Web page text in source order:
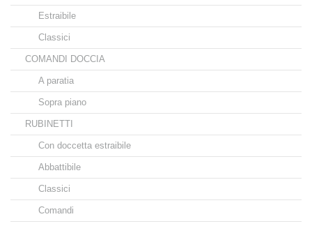
Estraibile
Classici
COMANDI DOCCIA
A paratia
Sopra piano
RUBINETTI
Con doccetta estraibile
Abbattibile
Classici
Comandi